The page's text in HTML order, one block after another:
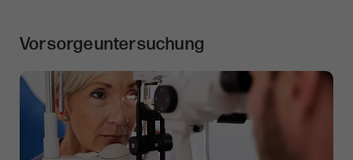
Vorsorgeuntersuchung